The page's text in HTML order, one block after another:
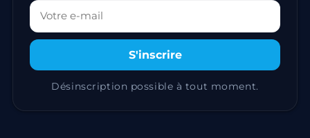
Votre adresse email
S'inscrire
Désinscription possible à tout moment.